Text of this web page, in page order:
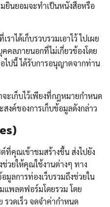
ยินยอมจะทำเป็นหนังสือหรือ
าได้เก็บรวบรวมเอาไว้ ไปเผย
คลภายนอกที่ไม่เกี่ยวข้องโดย
ไปนี้ ได้รับการอนุญาตจากท่าน
ะเก็บไว้เพียงที่กฎหมายกำหนด
งค์ของการเก็บข้อมูลดังกล่าว
ที่คุณเข้าชมสร้างขึ้น ส่งไปยัง
ช่วยให้คุณใช้งานต่างๆ ทาง
มูลการท่องเว็บรวมถึงช่วยใน
แพลตฟอร์มโดยรวม โดย
รวดเร็ว จดจำค่ากำหนด